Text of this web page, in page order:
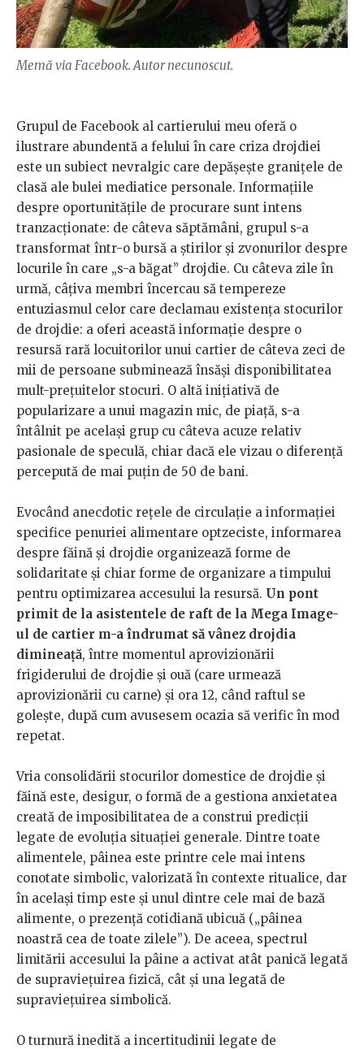
Memă via Facebook. Autor necunoscut.
Grupul de Facebook al cartierului meu oferă o
ilustrare abundentă a felului în care criza drojdiei
este un subiect nevralgic care depășește granițele de
clasă ale bulei mediatice personale. Informațiile
despre oportunitățile de procurare sunt intens
tranzacționate: de câteva săptămâni, grupul s-a
transformat într-o bursă a știrilor și zvonurilor despre
locurile în care „s-a băgat” drojdie. Cu câteva zile în
urmă, câțiva membri încercau să tempereze
entuziasmul celor care declamau existența stocurilor
de drojdie: a oferi această informație despre o
resursă rară locuitorilor unui cartier de câteva zeci de
mii de persoane subminează însăși disponibilitatea
mult-prețuitelor stocuri. O altă inițiativă de
popularizare a unui magazin mic, de piață, s-a
întâlnit pe același grup cu câteva acuze relativ
pasionale de speculă, chiar dacă ele vizau o diferență
percepută de mai puțin de 50 de bani.
Evocând anecdotic rețele de circulație a informației
specifice penuriei alimentare optzeciste, informarea
despre făină și drojdie organizează forme de
solidaritate și chiar forme de organizare a timpului
pentru optimizarea accesului la resursă. Un pont
primit de la asistentele de raft de la Mega Image-
ul de cartier m-a îndrumat să vânez drojdia
dimineață, între momentul aprovizionării
frigiderului de drojdie și ouă (care urmează
aprovizionării cu carne) și ora 12, când raftul se
golește, după cum avusesem ocazia să verific în mod
repetat.
Vria consolidării stocurilor domestice de drojdie și
făină este, desigur, o formă de a gestiona anxietatea
creată de imposibilitatea de a construi predicții
legate de evoluția situației generale. Dintre toate
alimentele, pâinea este printre cele mai intens
conotate simbolic, valorizată în contexte ritualice, dar
în același timp este și unul dintre cele mai de bază
alimente, o prezență cotidiană ubicuă („pâinea
noastră cea de toate zilele”). De aceea, spectrul
limitării accesului la pâine a activat atât panică legată
de supraviețuirea fizică, cât și una legată de
supraviețuirea simbolică.
O turnură inedită a incertitudinii legate de